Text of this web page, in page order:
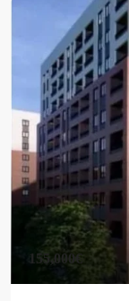
155,000€